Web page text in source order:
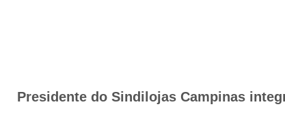
Presidente do Sindilojas Campinas